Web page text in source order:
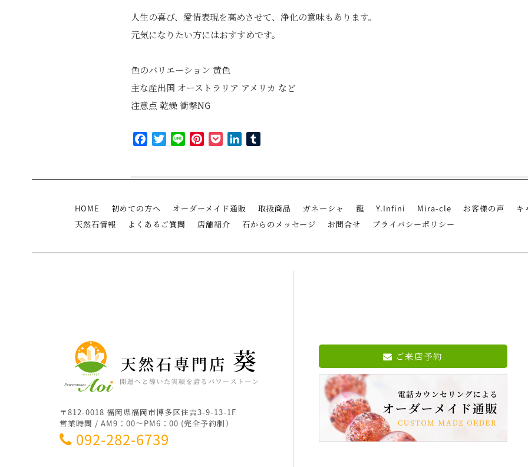
人生の喜び、愛情表現を高めさせて、浄化の意味もあります。
元気になりたい方にはおすすめです。
色のバリエーション 黄色
主な産出国 オーストラリア アメリカ など
注意点 乾燥 衝撃NG
FacebookTwitterLine PinterestPocketLinkedIn
HOME 初めての方へ オーダーメイド通販 取扱商品 ガネーシャ 龍 Y.Infini Mira-cle お客様の声 キ
天然石情報
よくあるご質問 店舗紹介 石からのメッセージ お問合せ プライバシーポリシー
〒812-0018 福岡県福岡市博多区住吉3-9-13-1F
営業時間 / AM9：00～PM6：00 (完全予約制）
092-282-6739
ご来店予約